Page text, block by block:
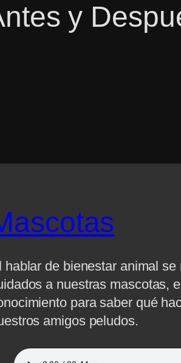
y
hablar de bienestar animal
a nuestras mascotas,
para saber qué
amigos peludos.